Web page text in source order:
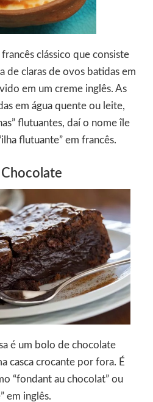
clássico que consiste
de claras de ovos batidas em
em um creme inglês. As
em água quente ou leite,
flutuantes, daí o nome île
flutuante” em francês.
é um bolo de chocolate
casca crocante por fora. É
“fondant au chocolat” ou
em inglês.